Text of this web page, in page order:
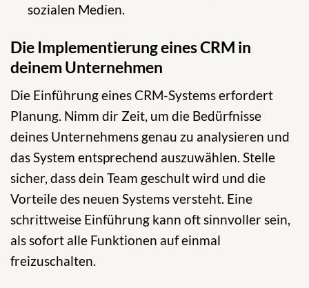
sozialen Medien.
Die Implementierung eines CRM in
deinem Unternehmen
Die Einführung eines CRM-Systems erfordert
Planung. Nimm dir Zeit, um die Bedürfnisse
deines Unternehmens genau zu analysieren und
das System entsprechend auszuwählen. Stelle
sicher, dass dein Team geschult wird und die
Vorteile des neuen Systems versteht. Eine
schrittweise Einführung kann oft sinnvoller sein,
als sofort alle Funktionen auf einmal
freizuschalten.